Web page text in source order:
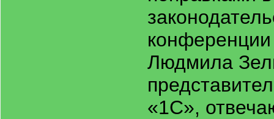
Людмила
«1С»,